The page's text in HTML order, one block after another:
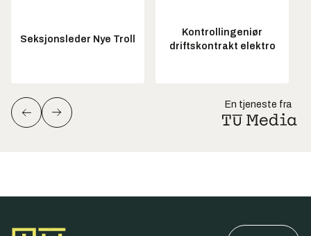
Seksjonsleder Nye Troll
Kontrollingeniør
driftskontrakt elektro
En tjeneste fra